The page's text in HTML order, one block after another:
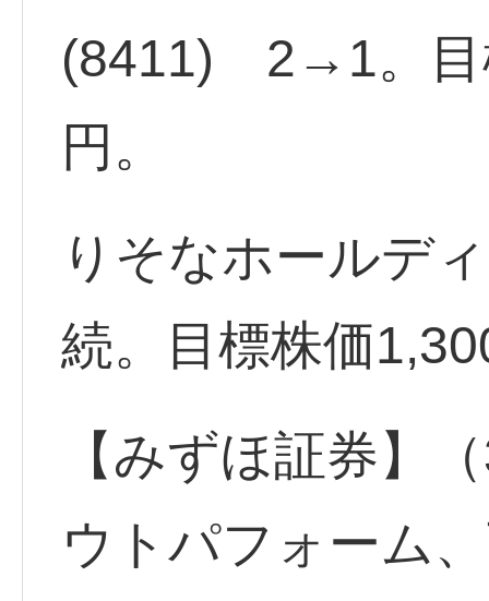
(8411) 2→1。目
円。
りそなホールデ
続。目標株価
【みずほ証券】
ウトパフォーム